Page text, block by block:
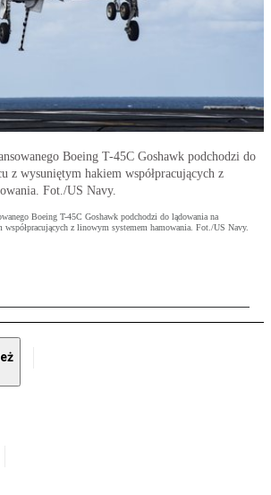
Boeing T-45C Goshawk podchodzi do
z wysuniętym hakiem współpracujących z
Fot./US Navy.
Boeing T-45C Goshawk podchodzi do lądowania na
z linowym systemem hamowania. Fot./US Navy.